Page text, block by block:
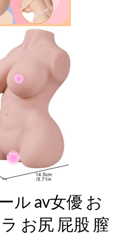
ル av女優 お
お尻 屁股 膣